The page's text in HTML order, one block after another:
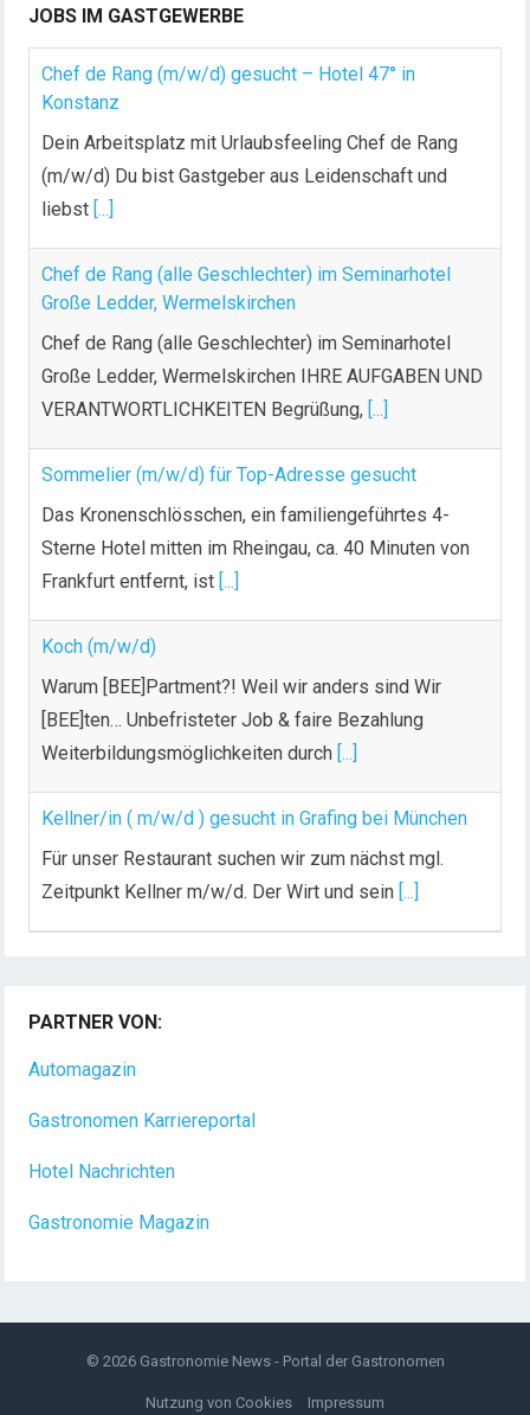
JOBS IM GASTGEWERBE
Chef de Rang (m/w/d) gesucht – Hotel 47° in
Konstanz
Dein Arbeitsplatz mit Urlaubsfeeling Chef de Rang
(m/w/d) Du bist Gastgeber aus Leidenschaft und
liebst [...]
Chef de Rang (alle Geschlechter) im Seminarhotel
Große Ledder, Wermelskirchen
Chef de Rang (alle Geschlechter) im Seminarhotel
Große Ledder, Wermelskirchen IHRE AUFGABEN UND
VERANTWORTLICHKEITEN Begrüßung, [...]
Sommelier (m/w/d) für Top-Adresse gesucht
Das Kronenschlösschen, ein familiengeführtes 4-
Sterne Hotel mitten im Rheingau, ca. 40 Minuten von
Frankfurt entfernt, ist [...]
Koch (m/w/d)
Warum [BEE]Partment?! Weil wir anders sind Wir
[BEE]ten… Unbefristeter Job & faire Bezahlung
Weiterbildungsmöglichkeiten durch [...]
Kellner/in ( m/w/d ) gesucht in Grafing bei München
Für unser Restaurant suchen wir zum nächst mgl.
Zeitpunkt Kellner m/w/d. Der Wirt und sein [...]
PARTNER VON:
Automagazin
Gastronomen Karriereportal
Hotel Nachrichten
Gastronomie Magazin
© 2026 Gastronomie News - Portal der Gastronomen
Nutzung von Cookies Impressum